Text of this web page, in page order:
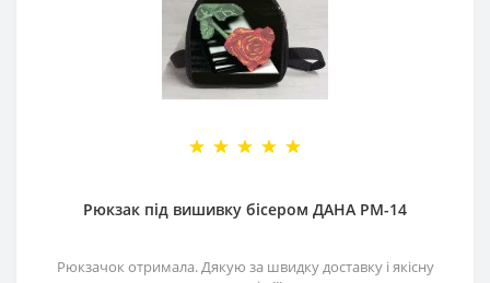
Рюкзак під вишивку бісером ДАНА РМ-14
Рюкзачок отримала. Дякую за швидку доставку і якісну